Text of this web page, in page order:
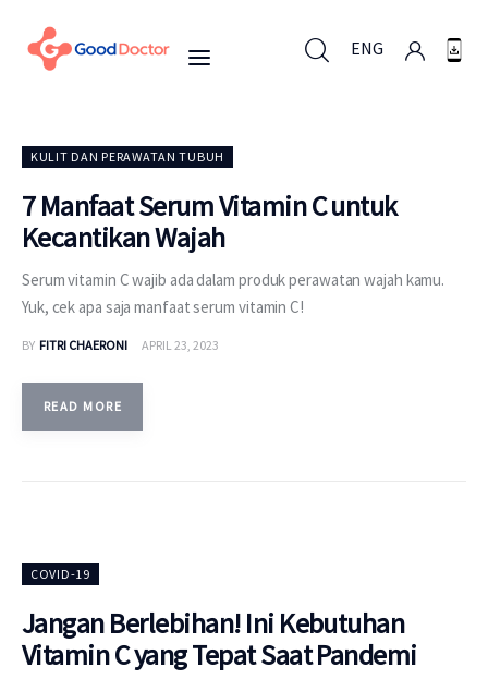
ENG
Untuk Bisnis
Untuk Anda
Mengapa Good Doctor
Berita
KULIT DAN PERAWATAN TUBUH
7 Manfaat Serum Vitamin C untuk
Kecantikan Wajah
Serum vitamin C wajib ada dalam produk perawatan wajah kamu.
Yuk, cek apa saja manfaat serum vitamin C!
BY FITRI CHAERONI APRIL 23, 2023
READ MORE
COVID-19
Jangan Berlebihan! Ini Kebutuhan
Vitamin C yang Tepat Saat Pandemi